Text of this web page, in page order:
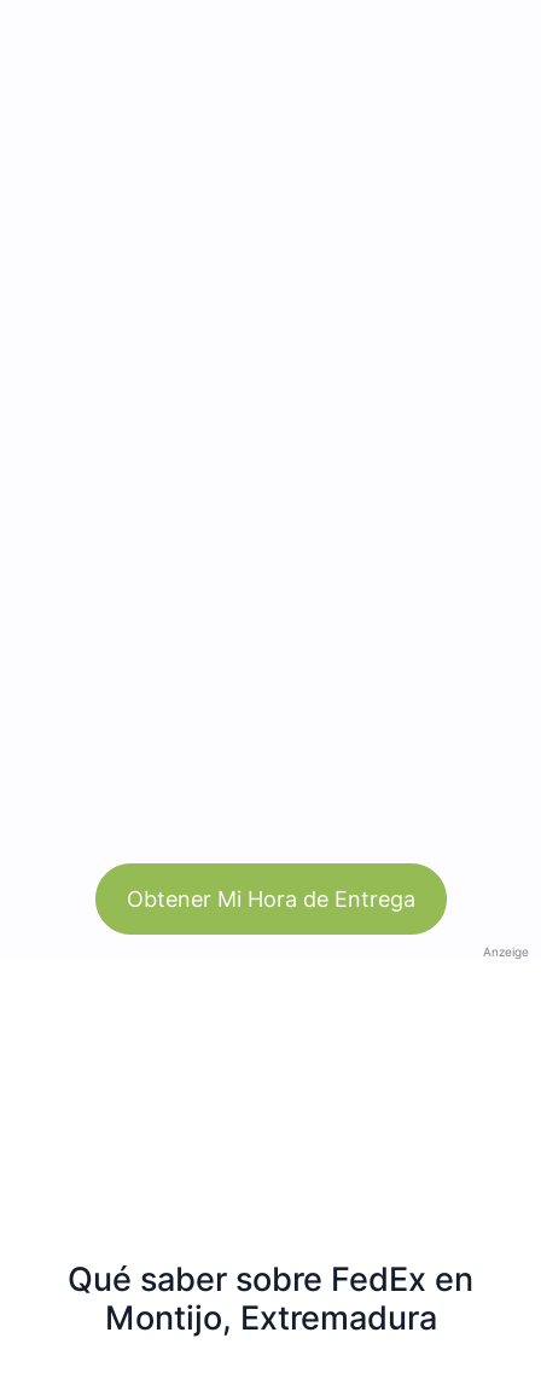
Obtener Mi Hora de Entrega
Anzeige
Qué saber sobre FedEx en
Montijo, Extremadura